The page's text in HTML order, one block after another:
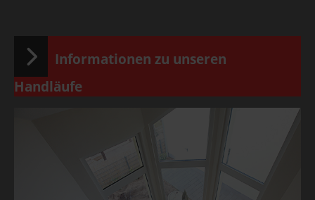
Informationen zu unseren
Handläufe